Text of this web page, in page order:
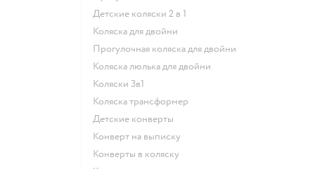
Детские коляски 2 в 1
Коляска для двойни
Прогулочная коляска для двойни
Коляска люлька для двойни
Коляски 3в1
Коляска трансформер
Детские конверты
Конверт на выписку
Конверты в коляску